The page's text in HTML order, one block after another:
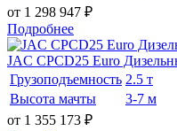
от 1 298 947 ₽
Подробнее
JAC CPCD25 Euro
Грузоподъемность 2.5 т
Высота мачты
3-7 м
от 1 355 173 ₽